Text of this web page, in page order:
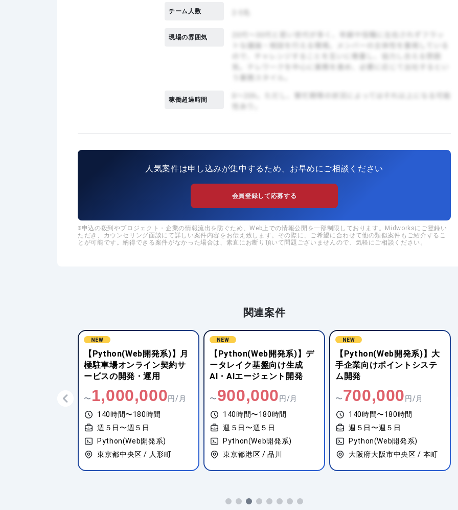
チーム人数
現場の雰囲気
稼働超過時間
人気案件は申し込みが集中するため、お早めにご相談ください
会員登録して応募する
申込の殺到やプロジェクト・企業の情報流出を防ぐため、Web上での情報公開を一部制限しております。Midworksにご登録い
ただき、カウンセリング面談にて詳しい案件内容をお伝え致します。その際に、ご希望に合わせて他の類似案件もご紹介するこ
とが可能です。納得できる案件がなかった場合は、素直にお断り頂いて問題ございませんので、気軽にご相談ください。
関連案件
NEW
【Python(Web開発系)】デ
ータレイク基盤向け生成
AI・AIエージェント開発
〜 900,000円/月
140時間〜180時間
週５日〜週５日
Python(Web開発系)
東京都港区 / 品川
NEW
【Python(Web開発系)】大
手企業向けポイントシステ
ム開発
〜700,000 円/月
140時間〜180時間
週５日〜週５日
Python(Web開発系)
大阪府大阪市中央区 / 本町
NEW
【Python(Web開発系)】通
信会社向け大規模システム
アーキテクチャ検討支援
〜950,000 円/月
140時間〜180時間
週５日〜週５日
Python(Web開発系)